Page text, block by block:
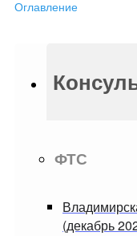
ФТС
(декабрь
Оглавление